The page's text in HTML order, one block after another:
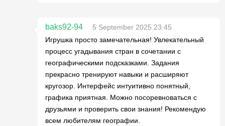
baks92-94
5 September 2025 23:45
Игрушка просто замечательная! Увлекательный
процесс угадывания стран в сочетании с
географическими подсказками. Задания
прекрасно тренируют навыки и расширяют
кругозор. Интерфейс интуитивно понятный,
графика приятная. Можно посоревноваться с
друзьями и проверить свои знания! Рекомендую
всем любителям географии.